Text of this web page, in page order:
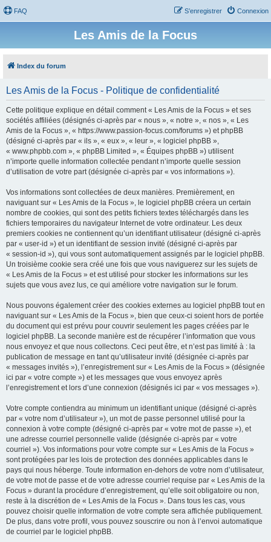
FAQ Connexion
S’enregistrer
Les Amis de la Focus
Index du forum
Les Amis de la Focus - Politique de confidentialité
Cette politique explique en détail comment « Les Amis de la Focus » et ses
sociétés affiliées (désignés ci-après par « nous », « notre », « nos », « Les
Amis de la Focus », « https://www.passion-focus.com/forums ») et phpBB
(désigné ci-après par « ils », « eux », « leur », « logiciel phpBB »,
« www.phpbb.com », « phpBB Limited », « Équipes phpBB ») utilisent
n’importe quelle information collectée pendant n’importe quelle session
d’utilisation de votre part (désignée ci-après par « vos informations »).
Vos informations sont collectées de deux manières. Premièrement, en
naviguant sur « Les Amis de la Focus », le logiciel phpBB créera un certain
nombre de cookies, qui sont des petits fichiers textes téléchargés dans les
fichiers temporaires du navigateur Internet de votre ordinateur. Les deux
premiers cookies ne contiennent qu’un identifiant utilisateur (désigné ci-après
par « user-id ») et un identifiant de session invité (désigné ci-après par
« session-id »), qui vous sont automatiquement assignés par le logiciel phpBB.
Un troisième cookie sera créé une fois que vous naviguerez sur les sujets de
« Les Amis de la Focus » et est utilisé pour stocker les informations sur les
sujets que vous avez lus, ce qui améliore votre navigation sur le forum.
Nous pouvons également créer des cookies externes au logiciel phpBB tout en
naviguant sur « Les Amis de la Focus », bien que ceux-ci soient hors de portée
du document qui est prévu pour couvrir seulement les pages créées par le
logiciel phpBB. La seconde manière est de récupérer l’information que vous
nous envoyez et que nous collectons. Ceci peut être, et n’est pas limité à : la
publication de message en tant qu’utilisateur invité (désignée ci-après par
« messages invités »), l’enregistrement sur « Les Amis de la Focus » (désignée
ici par « votre compte ») et les messages que vous envoyez après
l’enregistrement et lors d’une connexion (désignés ici par « vos messages »).
Votre compte contiendra au minimum un identifiant unique (désigné ci-après
par « votre nom d’utilisateur »), un mot de passe personnel utilisé pour la
connexion à votre compte (désigné ci-après par « votre mot de passe »), et
une adresse courriel personnelle valide (désignée ci-après par « votre
courriel »). Vos informations pour votre compte sur « Les Amis de la Focus »
sont protégées par les lois de protection des données applicables dans le
pays qui nous héberge. Toute information en-dehors de votre nom d’utilisateur,
de votre mot de passe et de votre adresse courriel requise par « Les Amis de la
Focus » durant la procédure d’enregistrement, qu’elle soit obligatoire ou non,
reste à la discrétion de « Les Amis de la Focus ». Dans tous les cas, vous
pouvez choisir quelle information de votre compte sera affichée publiquement.
De plus, dans votre profil, vous pouvez souscrire ou non à l’envoi automatique
de courriel par le logiciel phpBB.